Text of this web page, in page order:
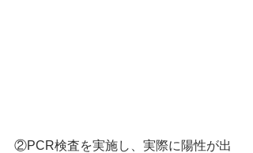
②PCR検査を実施し、実際に陽性が出